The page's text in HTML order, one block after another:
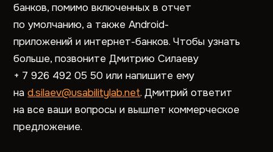
банков, помимо включенных в отчет
по умолчанию, а также Android-
приложений и интернет-банков. Чтобы узнать
больше, позвоните Дмитрию Силаеву
+ 7 926 492 05 50 или напишите ему
наd.silaev@usabilitylab.net. Дмитрий ответит
на все ваши вопросы и вышлет коммерческое
предложение.